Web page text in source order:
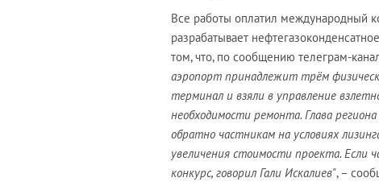
Все работы оплатил международный
разрабатывает
том, что, по сообщению телеграм-
аэропорт принадлежит трём
терминал и взяли в управление
необходимости ремонта. Глава
обратно частникам на условиях
увеличения стоимости проекта. Если
конкурс, говорил Гали Искалиев", –